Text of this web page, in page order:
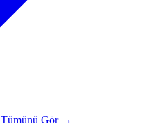
Tümünü Gör →